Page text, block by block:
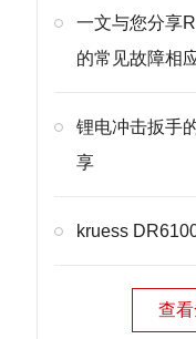
一文与您分享
的常见故障相
锂电冲击扳手
享
kruess
查